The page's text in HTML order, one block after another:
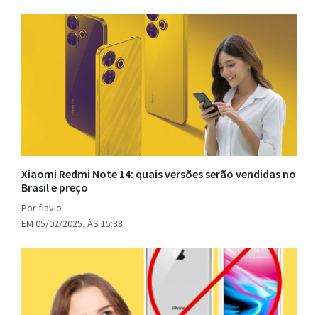
Xiaomi Redmi Note 14: quais versões serão vendidas no
Brasil e preço
Por flavio
EM 05/02/2025, ÀS 15:38